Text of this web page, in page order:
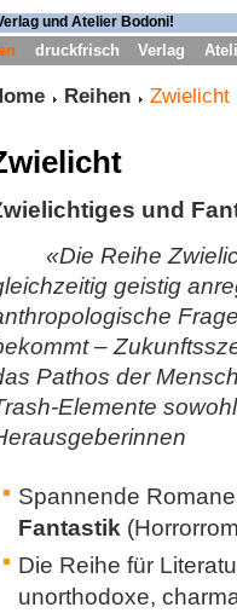
druckfrisch Verlag
Reihen Zwielicht
und
«Die Reihe
geistig
–
Pathos der
Elemente
Spannende
Fantastik
Die Reihe für
unorthodoxe,